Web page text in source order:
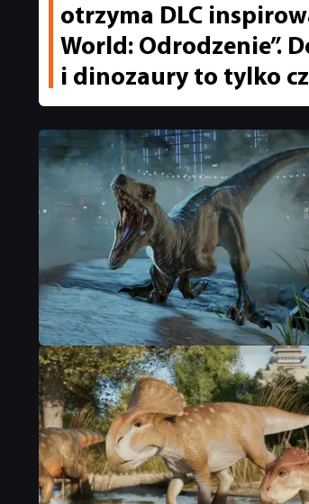
otrzyma DLC
World: Odrodzenie”.
i dinozaury to tylko